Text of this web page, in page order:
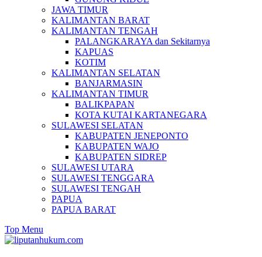
JAWA TIMUR
KALIMANTAN BARAT
KALIMANTAN TENGAH
PALANGKARAYA dan Sekitarnya
KAPUAS
KOTIM
KALIMANTAN SELATAN
BANJARMASIN
KALIMANTAN TIMUR
BALIKPAPAN
KOTA KUTAI KARTANEGARA
SULAWESI SELATAN
KABUPATEN JENEPONTO
KABUPATEN WAJO
KABUPATEN SIDREP
SULAWESI UTARA
SULAWESI TENGGARA
SULAWESI TENGAH
PAPUA
PAPUA BARAT
Top Menu